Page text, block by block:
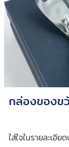
กล่องของข
ใส่ใจในรายละเอี